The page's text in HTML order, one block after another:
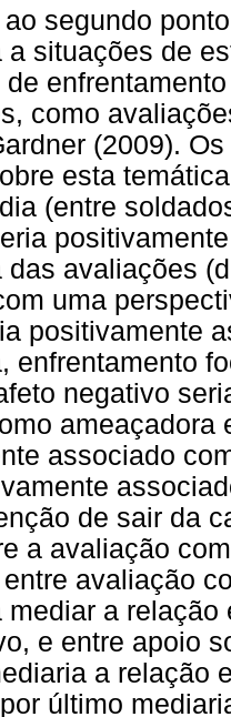
ao segundo
a situações de
como
(2009).
esta
(entre
das avaliações
uma
positivamente
enfrentamento
negativo
ameaçadora
associado
de sair da
a avaliação
avaliação
mediar a
e entre apoio
a relação
último